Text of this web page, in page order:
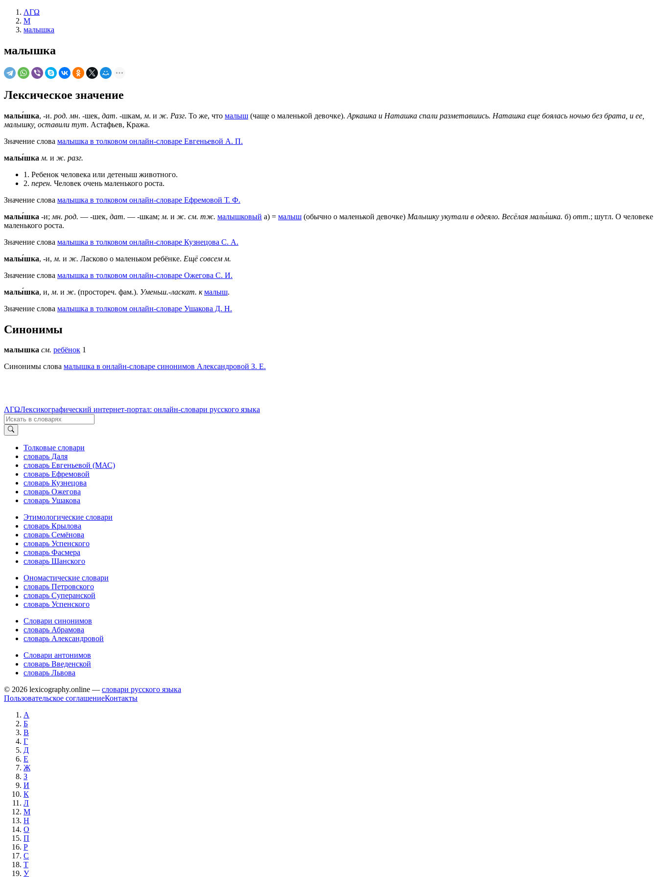
ΛΓΩ
М
малышка
малышка
Лексическое значение
малы́шка, -и. род. мн. -шек, дат. -шкам, м. и ж. Разг. То же, что малыш (чаще о маленькой девочке). Аркашка и Наташка спали разметавшись. Наташка еще боялась ночью без брата, и ее,
малышку, оставили тут. Астафьев, Кража.
Значение слова малышка в толковом онлайн-словаре Евгеньевой А. П.
малы́шка м. и ж. разг.
1. Ребенок человека или детеныш животного.
2. перен. Человек очень маленького роста.
Значение слова малышка в толковом онлайн-словаре Ефремовой Т. Ф.
малы́шка -и; мн. род. — -шек, дат. — -шкам; м. и ж. см. тж. малышковый а) = малыш (обычно о маленькой девочке) Малышку укутали в одеяло. Весёлая малы́шка. б) отт.; шутл. О человеке
маленького роста.
Значение слова малышка в толковом онлайн-словаре Кузнецова С. А.
малы́шка, -и, м. и ж. Ласково о маленьком ребёнке. Ещё совсем м.
Значение слова малышка в толковом онлайн-словаре Ожегова C. И.
малы́шка, и, м. и ж. (простореч. фам.). Уменьш.-ласкат. к малыш.
Значение слова малышка в толковом онлайн-словаре Ушакова Д. Н.
Синонимы
малышка см. ребёнок 1
Синонимы слова малышка в онлайн-словаре синонимов Александровой З. Е.
ΛΓΩЛексикографический интернет-портал: онлайн-словари русского языка
Толковые словари
словарь Даля
словарь Евгеньевой (МАС)
словарь Ефремовой
словарь Кузнецова
словарь Ожегова
словарь Ушакова
Этимологические словари
словарь Крылова
словарь Семёнова
словарь Успенского
словарь Фасмера
словарь Шанского
Ономастические словари
словарь Петровского
словарь Суперанской
словарь Успенского
Словари синонимов
словарь Абрамова
словарь Александровой
Словари антонимов
словарь Введенской
словарь Львова
© 2026 lexicography.online — словари русского языка
Пользовательское соглашениеКонтакты
А
Б
В
Г
Д
Е
Ж
З
И
К
Л
М
Н
О
П
Р
С
Т
У